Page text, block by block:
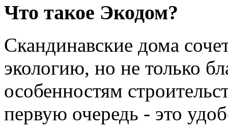
Что такое Экодом?
Скандинавские дома
экологию, но не только
особенностям
первую очередь - это